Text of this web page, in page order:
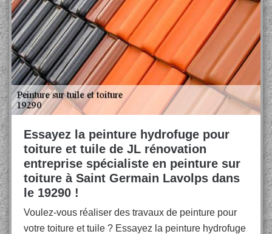
Essayez la peinture hydrofuge pour
toiture et tuile de JL rénovation
entreprise spécialiste en peinture sur
toiture à Saint Germain Lavolps dans
le 19290 !
Voulez-vous réaliser des travaux de peinture pour
votre toiture et tuile ? Essayez la peinture hydrofuge